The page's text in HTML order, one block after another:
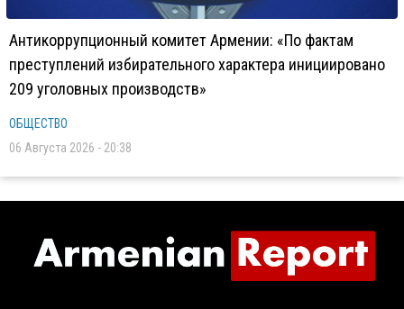
Антикоррупционный комитет Армении: «По фактам
преступлений избирательного характера инициировано
209 уголовных производств»
ОБЩЕСТВО
06 Августа 2026 - 20:38